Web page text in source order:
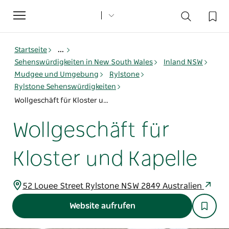
Toggle
navigation
Startseite
...
Sehenswürdigkeiten in New South Wales
Inland NSW
Mudgee und Umgebung
Rylstone
Rylstone Sehenswürdigkeiten
Wollgeschäft für Kloster und Kapelle
Wollgeschäft für
Kloster und Kapelle
52 Louee Street Rylstone NSW 2849 Australien
Website aufrufen